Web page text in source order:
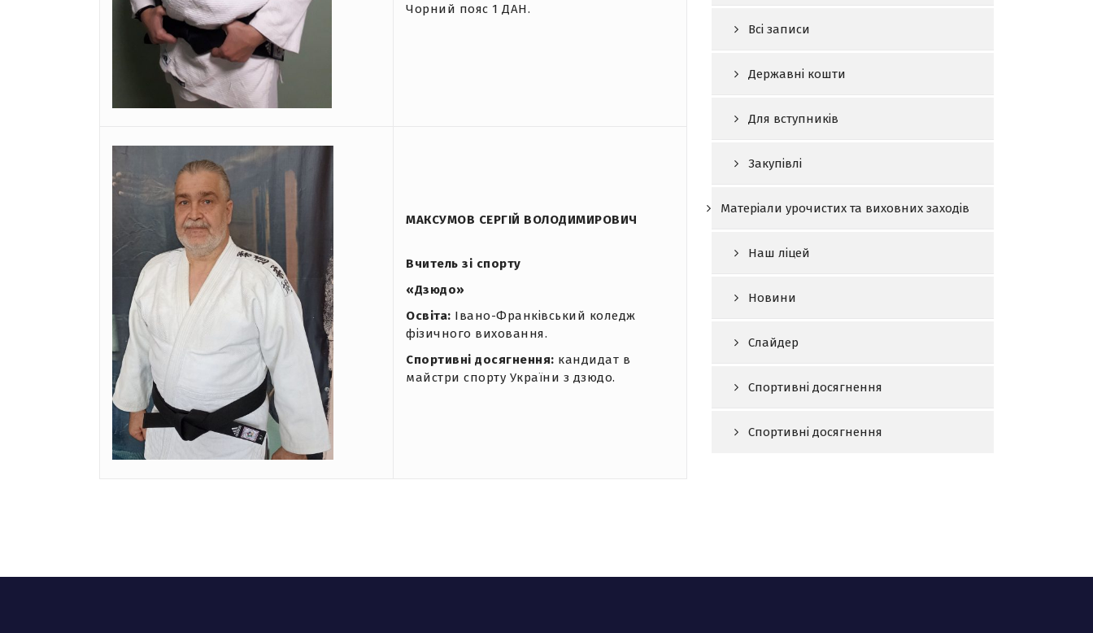
Чорний пояс 1 ДАН.
МАКСУМОВ СЕРГІЙ ВОЛОДИМИРОВИЧ
Вчитель зі спорту
«Дзюдо»
Освіта: Івано-Франківський коледж
фізичного виховання.
Спортивні досягнення: кандидат в
майстри спорту України з дзюдо.
Всі записи
Державні кошти
Для вступників
Закупівлі
Матеріали урочистих та виховних заходів
Наш ліцей
Новини
Слайдер
Спортивні досягнення
Спортивні досягнення